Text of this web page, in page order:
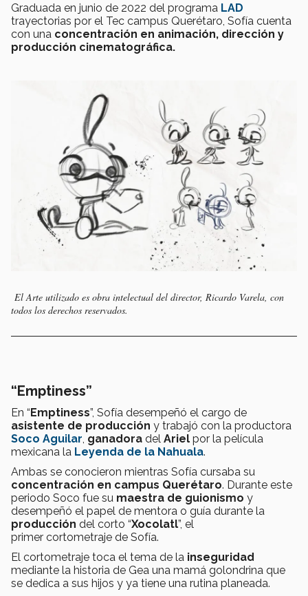
Graduada en junio de 2022 del programa LAD
trayectorias por el Tec campus Querétaro, Sofía cuenta
con una concentración en animación, dirección y
producción cinematográfica.
El Arte utilizado es obra intelectual del director, Ricardo Varela, con
todos los derechos reservados.
“Emptiness”
En “Emptiness”, Sofía desempeñó el cargo de
asistente de producción y trabajó con la productora
Soco Aguilar, ganadora del Ariel por la película
mexicana la Leyenda de la Nahuala.
Ambas se conocieron mientras Sofía cursaba su
concentración en campus Querétaro. Durante este
periodo Soco fue su maestra de guionismo y
desempeñó el papel de mentora o guía durante la
producción del corto “Xocolatl”, el
primer cortometraje de Sofía.
El cortometraje toca el tema de la inseguridad
mediante la historia de Gea una mamá golondrina que
se dedica a sus hijos y ya tiene una rutina planeada.